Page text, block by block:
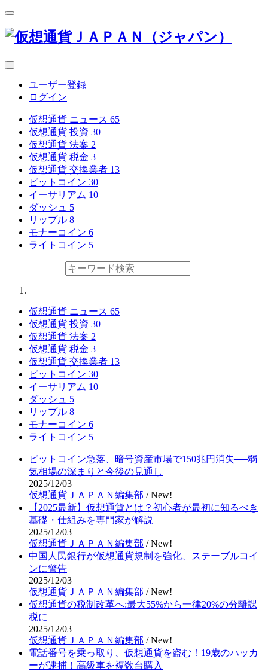
ユーザー登録
ログイン
仮想通貨 ニュース 65
仮想通貨 投資 30
仮想通貨 法案 2
仮想通貨 税金 3
仮想通貨 交換業者 13
ビットコイン 30
イーサリアム 10
ダッシュ 5
リップル 8
モナーコイン 6
ライトコイン 5
仮想通貨 ニュース 65
仮想通貨 投資 30
仮想通貨 法案 2
仮想通貨 税金 3
仮想通貨 交換業者 13
ビットコイン 30
イーサリアム 10
ダッシュ 5
リップル 8
モナーコイン 6
ライトコイン 5
ビットコイン急落、暗号資産市場で150兆円消失──弱
気相場の深まりと今後の見通し
2025/12/03
仮想通貨ＪＡＰＡＮ編集部 /New!
【2025最新】仮想通貨とは？初心者が最初に知るべき
基礎・仕組みを専門家が解説
2025/12/03
仮想通貨ＪＡＰＡＮ編集部 /New!
中国人民銀行が仮想通貨規制を強化、ステーブルコイ
ンに警告
2025/12/03
仮想通貨ＪＡＰＡＮ編集部 /New!
仮想通貨の税制改革へ:最大55%から一律20%の分離課
税に
2025/12/03
仮想通貨ＪＡＰＡＮ編集部 /New!
電話番号を乗っ取り、仮想通貨を盗む！19歳のハッカ
ーが逮捕！高級車を複数台購入